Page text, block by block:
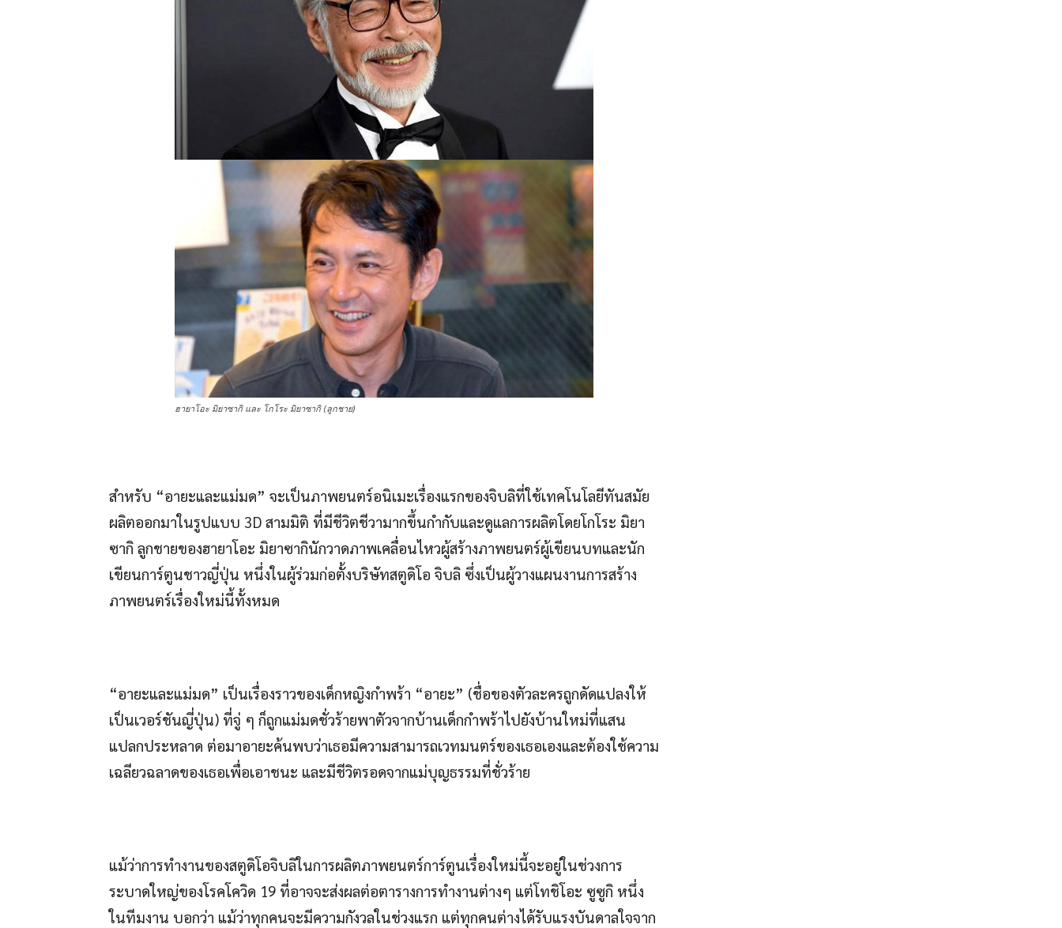
ฮายาโอะ มิยาซากิ และ โกโระ มิยาซากิ (ลูกชาย)
สำหรับ “อายะและแม่มด” จะเป็นภาพยนตร์อนิเมะเรื่องแรกของจิบลิที่ใช้เทคโนโลยีทันสมัย
ผลิตออกมาในรูปแบบ 3D สามมิติ ที่มีชีวิตชีวามากขึ้นกำกับและดูแลการผลิตโดยโกโระ มิยา
ซากิ ลูกชายของฮายาโอะ มิยาซากินักวาดภาพเคลื่อนไหวผู้สร้างภาพยนตร์ผู้เขียนบทและนัก
เขียนการ์ตูนชาวญี่ปุ่น หนึ่งในผู้ร่วมก่อตั้งบริษัทสตูดิโอ จิบลิ ซึ่งเป็นผู้วางแผนงานการสร้าง
ภาพยนตร์เรื่องใหม่นี้ทั้งหมด
“อายะและแม่มด” เป็นเรื่องราวของเด็กหญิงกำพร้า “อายะ” (ชื่อของตัวละครถูกดัดแปลงให้
เป็นเวอร์ชันญี่ปุ่น) ที่จู่ ๆ ก็ถูกแม่มดชั่วร้ายพาตัวจากบ้านเด็กกำพร้าไปยังบ้านใหม่ที่แสน
แปลกประหลาด ต่อมาอายะค้นพบว่าเธอมีความสามารถเวทมนตร์ของเธอเองและต้องใช้ความ
เฉลียวฉลาดของเธอเพื่อเอาชนะ และมีชีวิตรอดจากแม่บุญธรรมที่ชั่วร้าย
แม้ว่าการทำงานของสตูดิโอจิบลิในการผลิตภาพยนตร์การ์ตูนเรื่องใหม่นี้จะอยู่ในช่วงการ
ระบาดใหญ่ของโรคโควิด 19 ที่อาจจะส่งผลต่อตารางการทำงานต่างๆ แต่โทชิโอะ ซูซูกิ หนึ่ง
ในทีมงาน บอกว่า แม้ว่าทุกคนจะมีความกังวลในช่วงแรก แต่ทุกคนต่างได้รับแรงบันดาลใจจาก